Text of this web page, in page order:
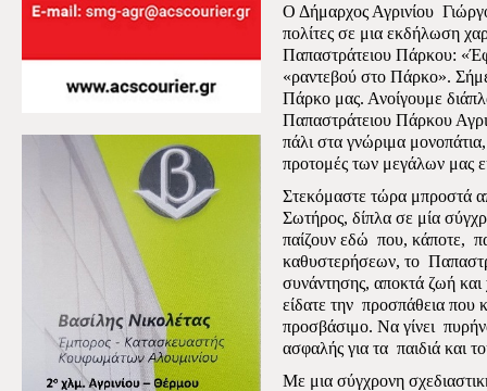
Ο Δήμαρχος Αγρινίου
πολίτες σε μια εκδήλωση
Παπαστράτειου Πάρκου:
«ραντεβού στο Πάρκο».
Πάρκο μας. Ανοίγουμε
Παπαστράτειου Πάρκου
πάλι στα γνώριμα
προτομές των μεγάλων μας
Στεκόμαστε τώρα μπροστά
Σωτήρος, δίπλα σε μία
παίζουν εδώ που, κάποτε,
καθυστερήσεων, το
συνάντησης, αποκτά ζωή
είδατε την προσπάθεια που
προσβάσιμο. Να γίνει
ασφαλής για τα παιδιά και
Με μια σύγχρονη